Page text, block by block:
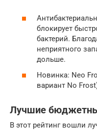
блокирует
бактерий.
неприятного
дольше.
Новинка: Neo
вариант No
Лучшие
В этот рейтинг вошли